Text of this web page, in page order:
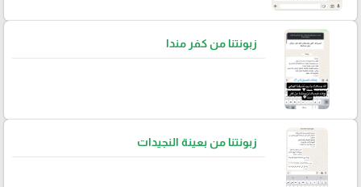
زبونتنا من كفر مندا
زبونتنا من بعينة النجيدات